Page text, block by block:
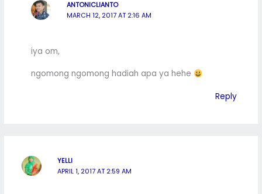
ANTONICLIANTO
MARCH 12, 2017 AT 2:16 AM
iya om,
ngomong ngomong hadiah apa ya hehe
Reply
YELLI
APRIL 1, 2017 AT 2:59 AM